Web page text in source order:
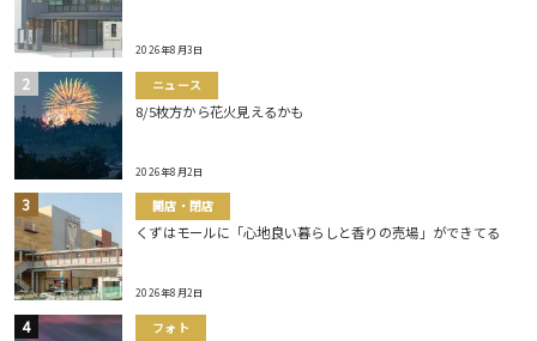
2026年8月3日
ニュース
8/5枚方から花火見えるかも
2026年8月2日
開店・閉店
くずはモールに「心地良い暮らしと香りの売場」ができてる
2026年8月2日
フォト